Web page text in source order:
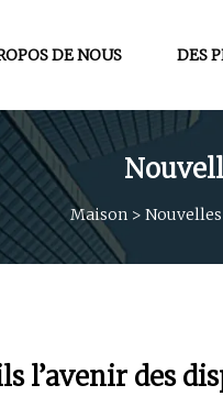
DE NOUS DES
Maison > Nouvelles
l’avenir des